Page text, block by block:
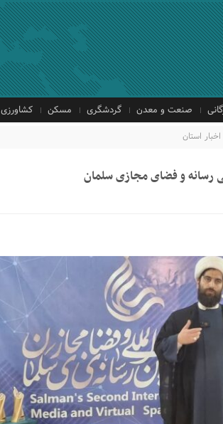
صنعت و معدن گردشگری مسکن کشاورزی
اخبار استان
رسانه و فضای مجازی سلمان